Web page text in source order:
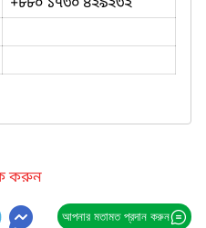
করুন
আপনার মতামত প্রদান করুন